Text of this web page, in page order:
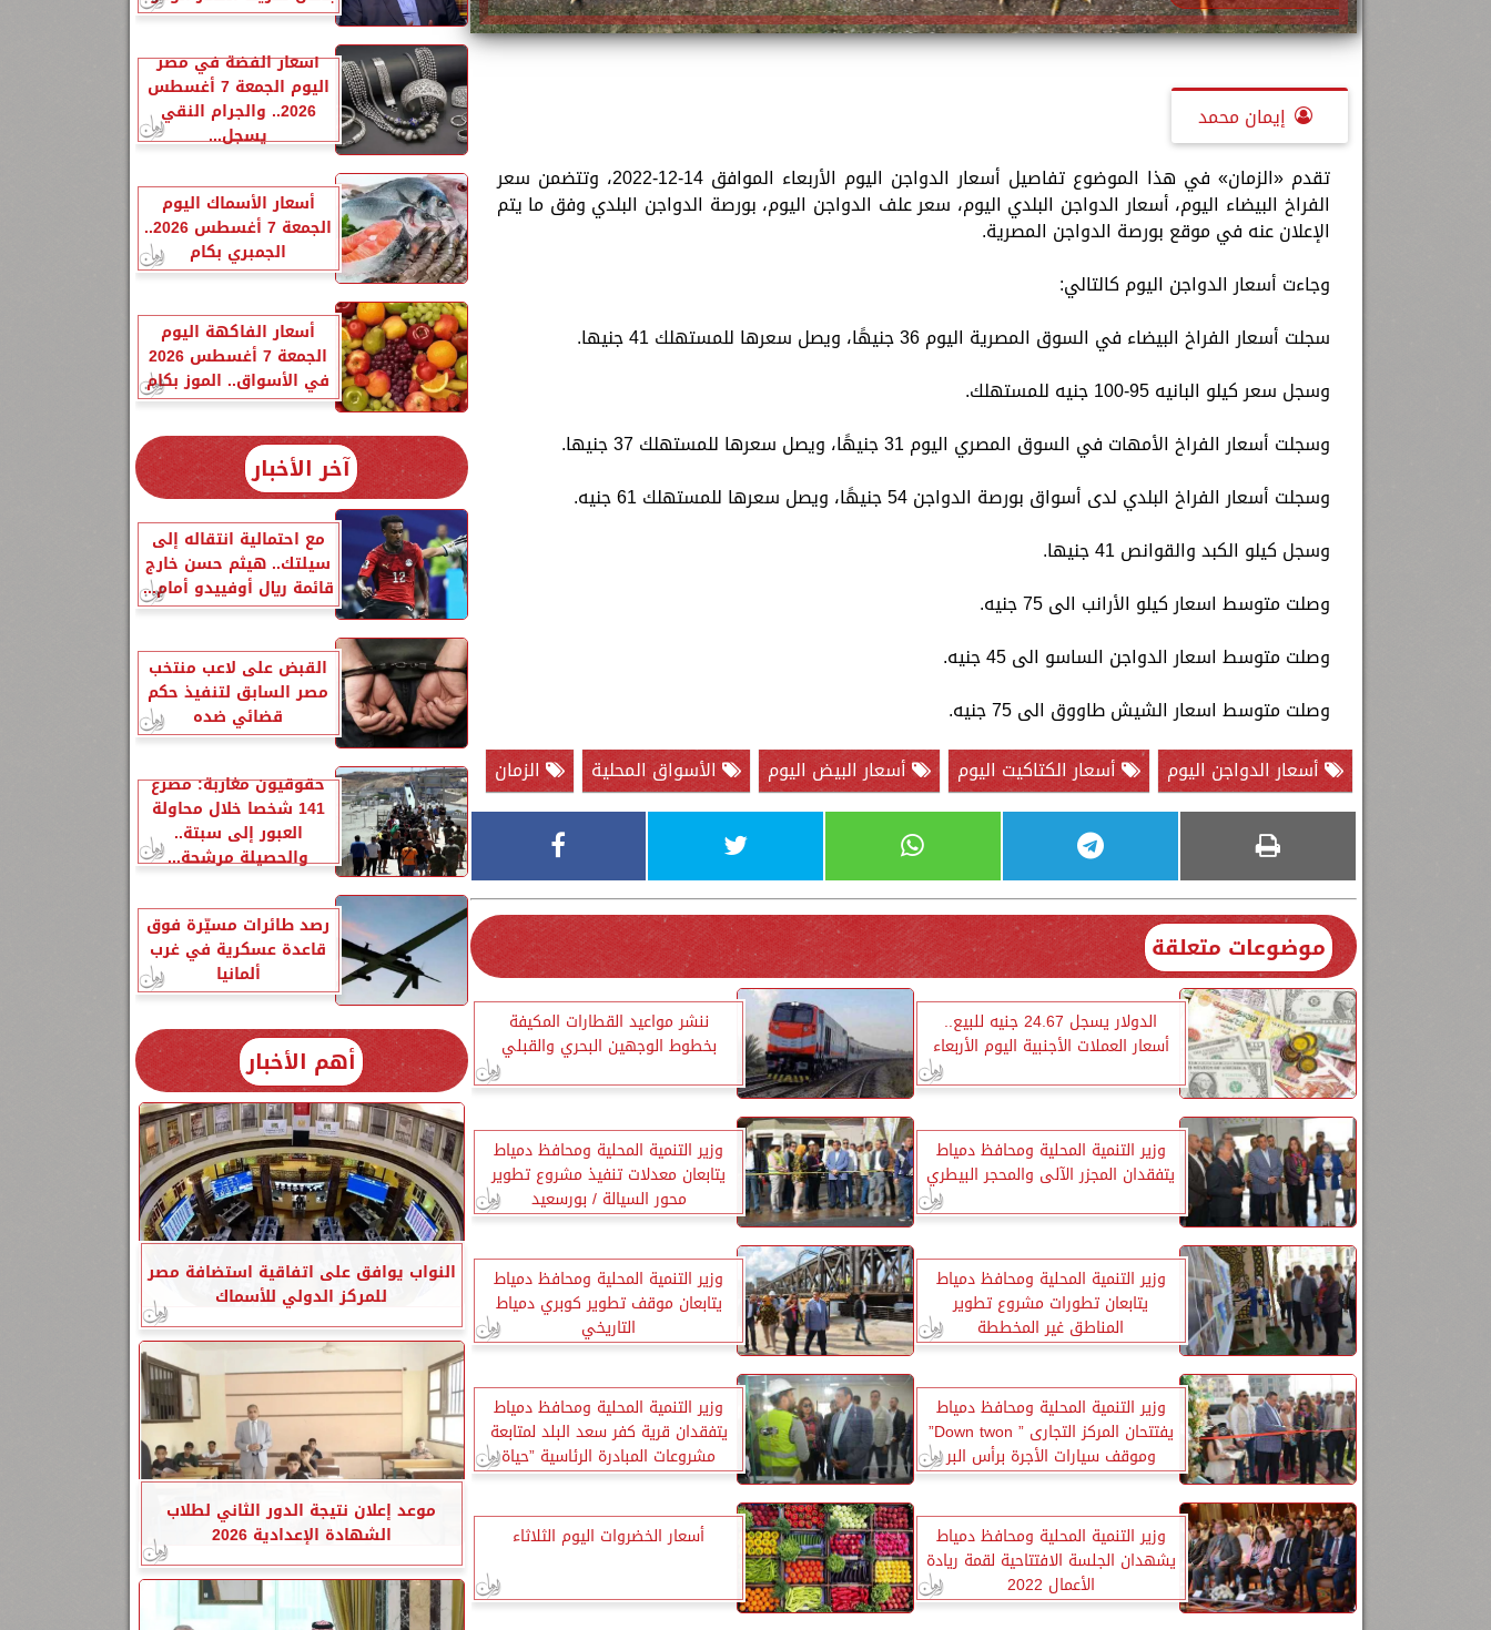
إيمان محمد
تقدم «الزمان» في هذا الموضوع تفاصيل أسعار الدواجن اليوم الأربعاء الموافق 14-12-2022، وتتضمن سعر
الفراخ البيضاء اليوم، أسعار الدواجن البلدي اليوم، سعر علف الدواجن اليوم، بورصة الدواجن البلدي وفق ما يتم
الإعلان عنه في موقع بورصة الدواجن المصرية.
وجاءت أسعار الدواجن اليوم كالتالي:
سجلت أسعار الفراخ البيضاء في السوق المصرية اليوم 36 جنيهًا، ويصل سعرها للمستهلك 41 جنيها.
وسجل سعر كيلو البانيه 95-100 جنيه للمستهلك.
وسجلت أسعار الفراخ الأمهات في السوق المصري اليوم 31 جنيهًا، ويصل سعرها للمستهلك 37 جنيها.
وسجلت أسعار الفراخ البلدي لدى أسواق بورصة الدواجن 54 جنيهًا، ويصل سعرها للمستهلك 61 جنيه.
وسجل كيلو الكبد والقوانص 41 جنيها.
وصلت متوسط اسعار كيلو الأرانب الى 75 جنيه.
وصلت متوسط اسعار الدواجن الساسو الى 45 جنيه.
وصلت متوسط اسعار الشيش طاووق الى 75 جنيه.
أسعار الدواجن اليوم
أسعار الكتاكيت اليوم أسعار البيض اليوم الأسواق المحلية الزمان
موضوعات متعلقة
الدولار يسجل 24.67 جنيه للبيع..
أسعار العملات الأجنبية اليوم الأربعاء
ننشر مواعيد القطارات المكيفة
بخطوط الوجهين البحري والقبلي
وزير التنمية المحلية ومحافظ دمياط
يتفقدان المجزر الآلى والمحجر البيطري
وزير التنمية المحلية ومحافظ دمياط
يتابعان معدلات تنفيذ مشروع تطوير
محور السيالة / بورسعيد
وزير التنمية المحلية ومحافظ دمياط
يتابعان تطورات مشروع تطوير
المناطق غير المخططة
وزير التنمية المحلية ومحافظ دمياط
يتابعان موقف تطوير كوبري دمياط
التاريخي
وزير التنمية المحلية ومحافظ دمياط
يفتتحان المركز التجارى ” Down twon”
وموقف سيارات الأجرة برأس البر
وزير التنمية المحلية ومحافظ دمياط
يتفقدان قرية كفر سعد البلد لمتابعة
مشروعات المبادرة الرئاسية ”حياة
كريمة”
وزير التنمية المحلية ومحافظ دمياط
يشهدان الجلسة الافتتاحية لقمة ريادة
الأعمال 2022
أسعار الخضروات اليوم الثلاثاء
أسعار الفضة في مصر
اليوم الجمعة 7 أغسطس
2026.. والجرام النقي
يسجل...
أسعار الأسماك اليوم
الجمعة 7 أغسطس 2026..
الجمبري بكام
أسعار الفاكهة اليوم
الجمعة 7 أغسطس 2026
في الأسواق.. الموز بكام
آخر الأخبار
مع احتمالية انتقاله إلى
سيلتك.. هيثم حسن خارج
قائمة ريال أوفييدو أمام...
القبض على لاعب منتخب
مصر السابق لتنفيذ حكم
قضائي ضده
حقوقيون مغاربة: مصرع
141 شخصا خلال محاولة
العبور إلى سبتة..
والحصيلة مرشحة...
رصد طائرات مسيّرة فوق
قاعدة عسكرية في غرب
ألمانيا
أهم الأخبار
النواب يوافق على اتفاقية استضافة مصر
للمركز الدولي للأسماك
موعد إعلان نتيجة الدور الثاني لطلاب
الشهادة الإعدادية 2026